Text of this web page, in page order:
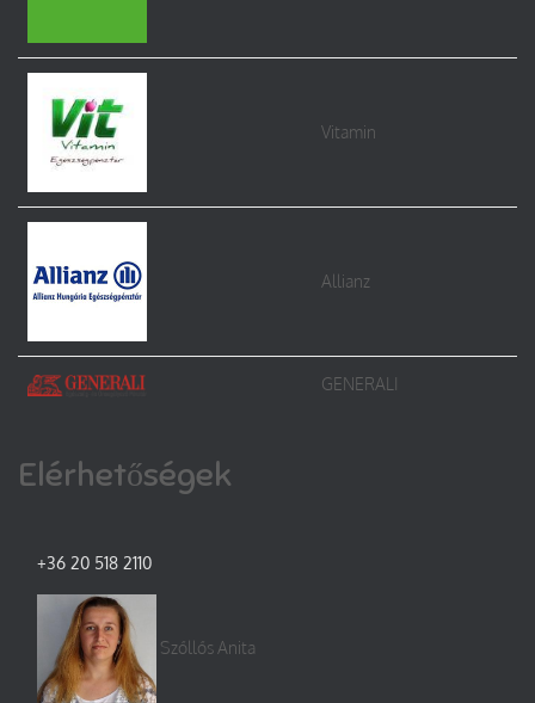
Vitamin
Allianz
GENERALI
Elérhetőségek
+36 20 518 2110
Szőllős Anita